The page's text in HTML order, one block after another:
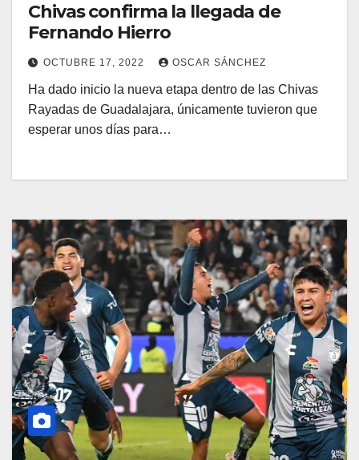
Chivas confirma la llegada de
Fernando Hierro
OCTUBRE 17, 2022 OSCAR SÁNCHEZ
Ha dado inicio la nueva etapa dentro de las Chivas
Rayadas de Guadalajara, únicamente tuvieron que
esperar unos días para…